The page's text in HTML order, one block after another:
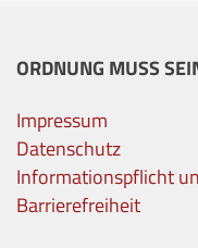
ORDNUNG MUSS
Impressum
Datenschutz
Informationspflicht
Barrierefreiheit